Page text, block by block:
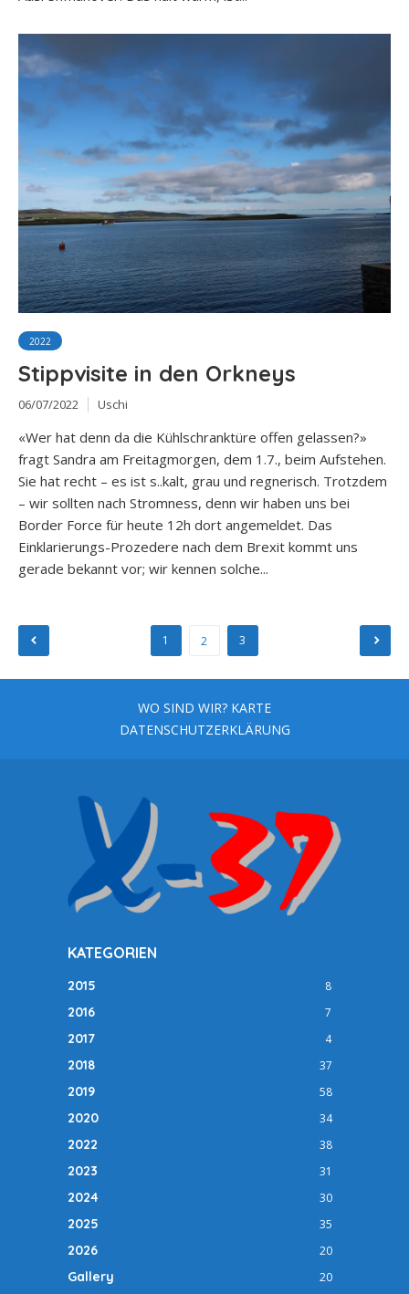
2022
Stippvisite in den Orkneys
06/07/2022 Uschi
«Wer hat denn da die Kühlschranktüre offen gelassen?»
fragt Sandra am Freitagmorgen, dem 1.7., beim Aufstehen.
Sie hat recht – es ist s..kalt, grau und regnerisch. Trotzdem
– wir sollten nach Stromness, denn wir haben uns bei
Border Force für heute 12h dort angemeldet. Das
Einklarierungs-Prozedere nach dem Brexit kommt uns
gerade bekannt vor; wir kennen solche...
Seitennummerierung
der
Beiträge
1 2 3
WO SIND WIR? KARTE
DATENSCHUTZERKLÄRUNG
KATEGORIEN
2015 8
2016 7
2017 4
2018 37
2019 58
2020 34
2022 38
2023 31
2024 30
2025 35
2026 20
Gallery 20